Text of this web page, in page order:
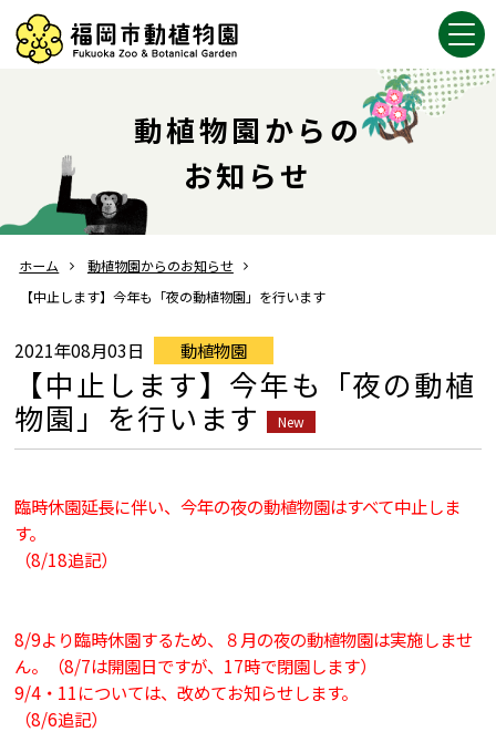
動植物園からの
お知らせ
ホーム
動植物園からのお知らせ
【中止します】今年も「夜の動植物園」を行います
2021年08月03日 動植物園
【中止します】今年も「夜の動植
物園」を行います
New
臨時休園延長に伴い、今年の夜の動植物園はすべて中止しま
す。
（8/18追記）
8/9より臨時休園するため、８月の夜の動植物園は実施しませ
ん。（8/7は開園日ですが、17時で閉園します）
9/4・11については、改めてお知らせします。
（8/6追記）